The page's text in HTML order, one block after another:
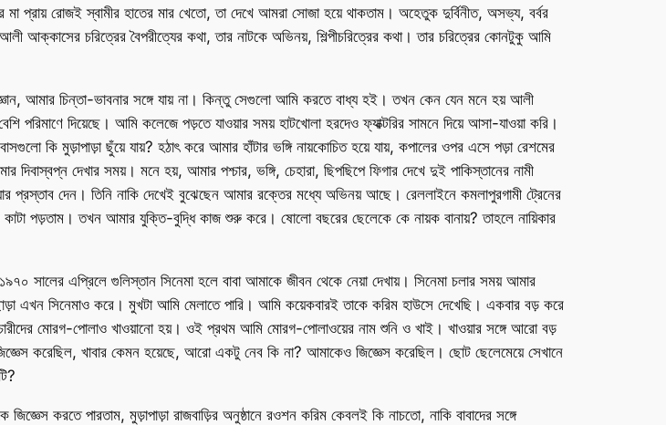
প্রায় রোজই স্বামীর হাতের মার খেতো, তা দেখে আমরা সোজা হয়ে থাকতাম। অহেতুক দুর্বিনীত, অসভ্য, বর্বর
আক্কাসের চরিত্রের বৈপরীত্যের কথা, তার নাটকে অভিনয়, শিল্পীচরিত্রের কথা। তার চরিত্রের কোনটুকু আমি
আমার চিন্তা-ভাবনার সঙ্গে যায় না। কিন্তু সেগুলো আমি করতে বাধ্য হই। তখন কেন যেন মনে হয় আলী
দিয়েছে। আমি কলেজে পড়তে যাওয়ার সময় হাটখোলা হরদেও ফ্যাক্টরির সামনে দিয়ে আসা-যাওয়া করি।
কি মুড়াপাড়া ছুঁয়ে যায়? হঠাৎ করে আমার হাঁটার ভঙ্গি নায়কোচিত হয়ে যায়, কপালের ওপর এসে পড়া রেশমের
দেখার সময়। মনে হয়, আমার পশ্চার, ভঙ্গি, চেহারা, ছিপছিপে ফিগার দেখে দুই পাকিস্তানের নামী
প্রস্তাব দেন। তিনি নাকি দেখেই বুঝেছেন আমার রক্তের মধ্যে অভিনয় আছে। রেললাইনে কমলাপুরগামী ট্রেনের
পড়তাম। তখন আমার যুক্তি-বুদ্ধি কাজ শুরু করে। ষোলো বছরের ছেলেকে কে নায়ক বানায়? তাহলে নায়িকার
সালের এপ্রিলে গুলিস্তান সিনেমা হলে বাবা আমাকে জীবন থেকে নেয়া দেখায়। সিনেমা চলার সময় আমার
এখন সিনেমাও করে। মুখটা আমি মেলাতে পারি। আমি কয়েকবারই তাকে করিম হাউসে দেখেছি। একবার বড় করে
মোরগ-পোলাও খাওয়ানো হয়। ওই প্রথম আমি মোরগ-পোলাওয়ের নাম শুনি ও খাই। খাওয়ার সঙ্গে আরো বড়
জিজ্ঞেস করেছিল, খাবার কেমন হয়েছে, আরো একটু নেব কি না? আমাকেও জিজ্ঞেস করেছিল। ছোট ছেলেমেয়ে সেখানে
করতে পারতাম, মুড়াপাড়া রাজবাড়ির অনুষ্ঠানে রওশন করিম কেবলই কি নাচতো, নাকি বাবাদের সঙ্গে